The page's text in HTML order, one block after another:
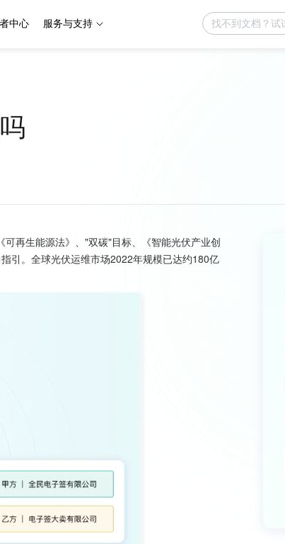
中心 服务与支持
再生能源法》、"双碳"目标、《智能光伏产业创
引。全球光伏运维市场2022年规模已达约180亿